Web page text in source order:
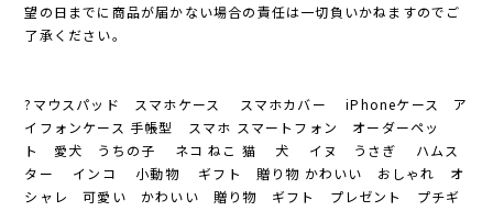
望の日までに商品が届かない場合の責任は一切負いかねますのでご
了承ください。
?マウスパッド スマホケース スマホカバー iPhoneケース ア
イフォンケース 手帳型 スマホ スマートフォン オーダーペッ
ト 愛犬 うちの子 ネコ ねこ 猫 犬 イヌ うさぎ ハムス
ター インコ 小動物 ギフト 贈り物 かわいい おしゃれ オ
シャレ 可愛い かわいい 贈り物 ギフト プレゼント プチギ